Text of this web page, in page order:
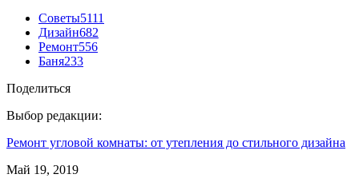
Советы5111
Дизайн682
Ремонт556
Баня233
Поделиться
Выбор редакции:
Ремонт угловой комнаты: от утепления до стильного дизайна
Май 19, 2019